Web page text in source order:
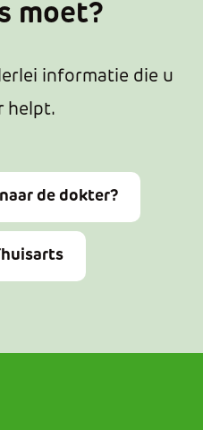
moet?
informatie die u
helpt.
de dokter?